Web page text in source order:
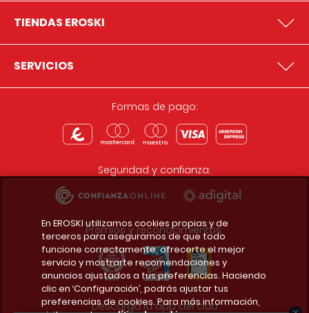
TIENDAS EROSKI
SERVICIOS
Formas de pago:
Seguridad y confianza:
Premios y reconocimientos:
Descarga la app del club
En EROSKI utilizamos cookies propias y de
terceros para asegurarnos de que todo
funcione correctamente, ofrecerte el mejor
servicio y mostrarte recomendaciones y
anuncios ajustados a tus preferencias. Haciendo
clic en ‘Configuración’, podrás ajustar tus
preferencias de cookies. Para más información,